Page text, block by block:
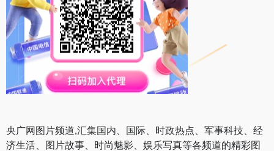
央广网图片频道,汇集国内、国际、时政热点、军事科技、经
济生活、图片故事、时尚魅影、娱乐写真等各频道的精彩图